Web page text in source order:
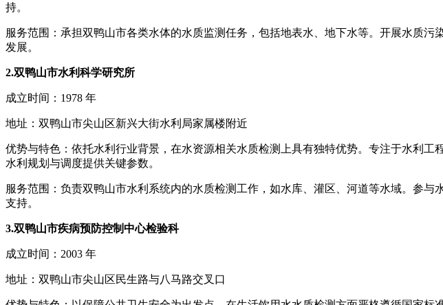
持。
服务范围：承担双鸭山市各类水体的水质监测任务，包括地表水、地下水等。开展水质
发展。
2.双鸭山市水利科学研究所
成立时间：1978 年
地址：双鸭山市尖山区新兴大街水利局家属楼附近
优势与特色：依托水利行业背景，在水资源相关水质检测上具有独特优势。专注于水利
水利规划与调度提供关键参数。
服务范围：负责双鸭山市水利系统内的水质检测工作，如水库、灌区、河道等水域。参
支持。
3.双鸭山市疾病预防控制中心检验科
成立时间：2003 年
地址：双鸭山市尖山区民生路与八马路交叉口